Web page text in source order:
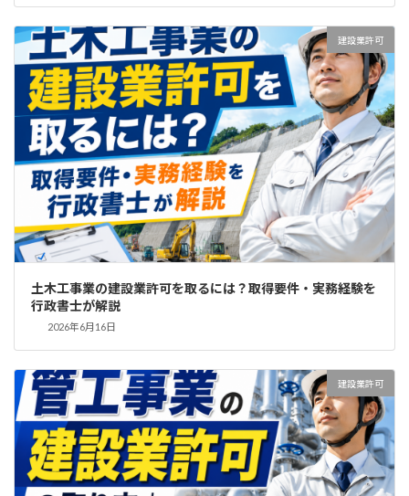
建設業許可
土木工事業の建設業許可を取るには？取得要件・実務経験を
行政書士が解説
2026年6月16日
建設業許可